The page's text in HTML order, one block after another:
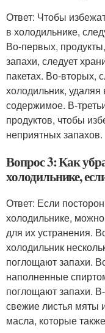
Ответ: Чтобы
в холодильнике,
Во-первых,
запахи, следует
пакетах. Во-вторых,
холодильник,
содержимое. В-
продуктов, чтобы
неприятных запахов.
Вопрос 3: Как
холодильнике,
Ответ: Если
холодильнике,
для их устранения.
холодильник
поглощают запахи.
наполненные
поглощают запахи.
свежие листья мяты
масла, которые